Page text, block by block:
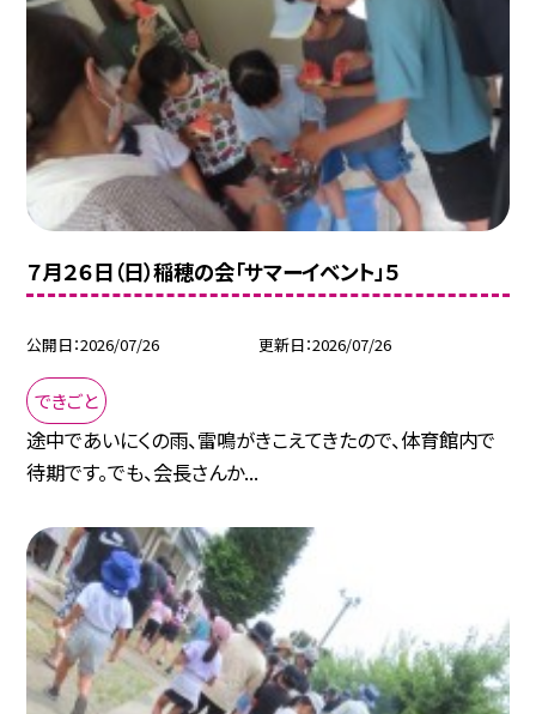
７月２６日（日）稲穂の会「サマーイベント」５
公開日 2026/07/26 更新日 2026/07/26
できごと
途中であいにくの雨、雷鳴がきこえてきたので、体育館内で
待期です。でも、会長さんか...